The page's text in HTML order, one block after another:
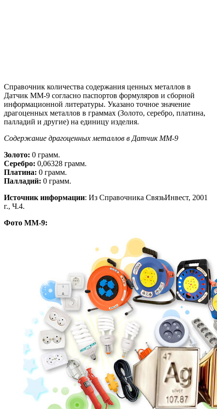
Справочник количества содержания ценных металлов в
Датчик ММ-9 согласно паспортов формуляров и сборной
информационной литературы. Указано точное значение
драгоценных металлов в граммах (Золото, серебро, платина,
палладий и другие) на единицу изделия.
Содержание драгоценных металлов в Датчик ММ-9
Золото: 0 грамм.
Серебро: 0,06328 грамм.
Платина: 0 грамм.
Палладий: 0 грамм.
Источник информации: Из Справочника СвязьИнвест, 2001
г., Ч.4.
Фото ММ-9: